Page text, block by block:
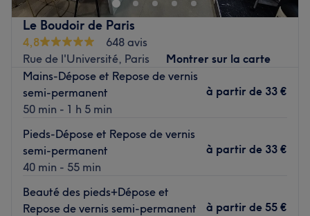
Le Boudoir de Paris
4,8
648 avis
Rue de l'Université, Paris
Montrer sur la carte
Mains-Dépose et Repose de vernis
semi-permanent
50 min - 1 h 5 min
à partir de 33 €
Pieds-Dépose et Repose de vernis
semi-permanent
40 min - 55 min
à partir de 33 €
Beauté des pieds+Dépose et
Repose de vernis semi-permanent
à partir de 55 €